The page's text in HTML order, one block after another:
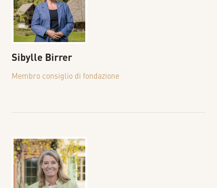
Sibylle Birrer
Membro consiglio di fondazione